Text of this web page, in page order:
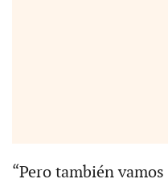
“Pero también